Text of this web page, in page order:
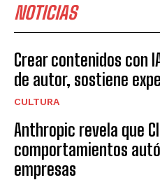
NOTICIAS
Crear contenidos con
de autor, sostiene
CULTURA
Anthropic revela que
comportamientos
empresas